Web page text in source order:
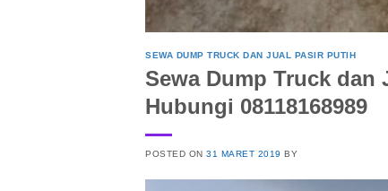
SEWA DUMP TRUCK DAN JUAL PASIR PUTIH
Sewa Dump Truck
Hubungi 08118168989
POSTED ON31 MARET 2019 BY